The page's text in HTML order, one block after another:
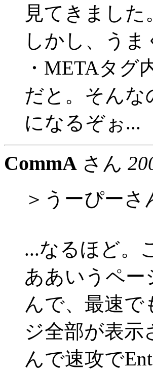
見てきまし
しかし、う
・METAタグ
だと。そんな
になるぞぉ...
CommA さん
＞うーぴーさ
...なるほど。
ああいうペー
んで、最速で
ジ全部が表示
んで速攻で